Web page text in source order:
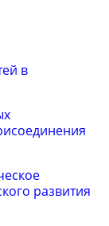
в
развития